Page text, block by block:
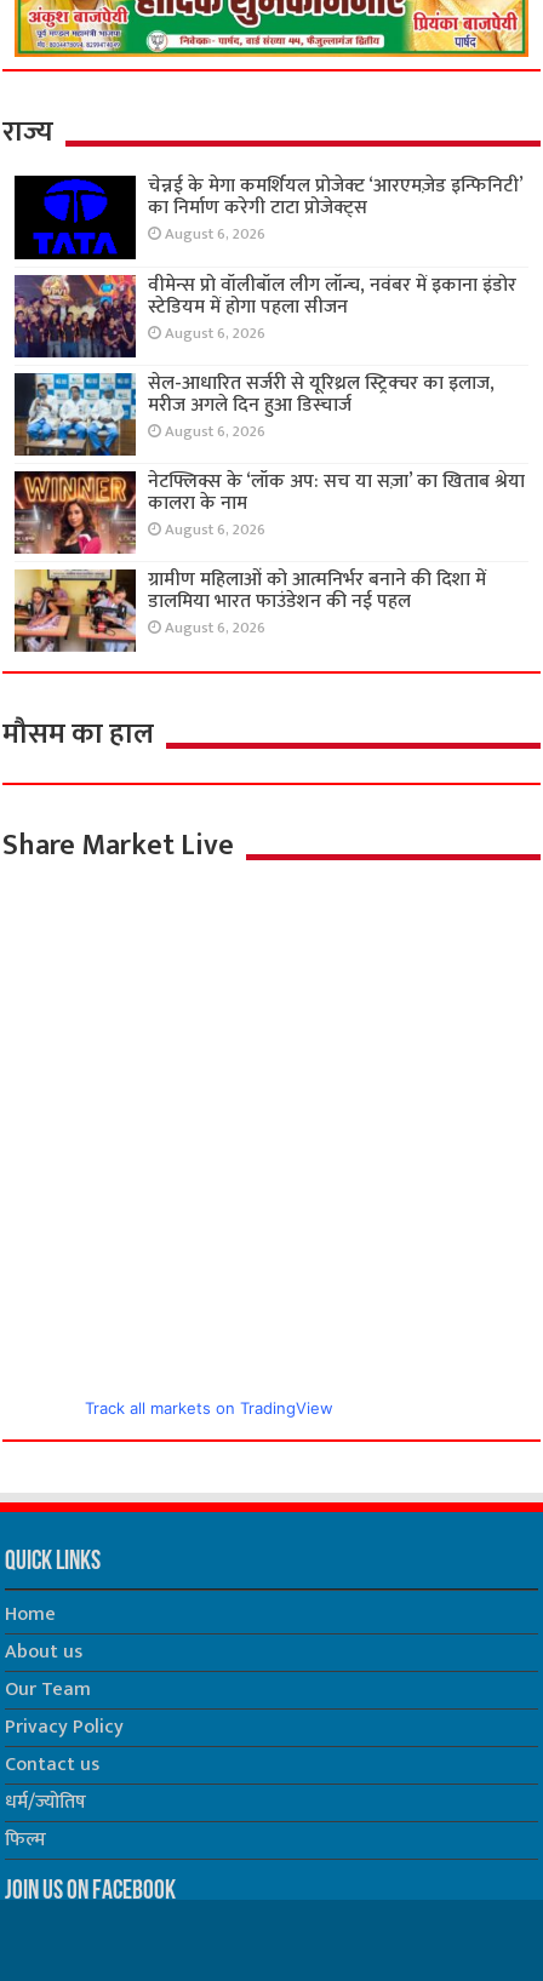
राज्य
चेन्नई के मेगा कमर्शियल प्रोजेक्ट ‘आरएमज़ेड इन्फिनिटी’
का निर्माण करेगी टाटा प्रोजेक्ट्स
August 6, 2026
वीमेन्स प्रो वॉलीबॉल लीग लॉन्च, नवंबर में इकाना इंडोर
स्टेडियम में होगा पहला सीजन
August 6, 2026
सेल-आधारित सर्जरी से यूरिथ्रल स्ट्रिक्चर का इलाज,
मरीज अगले दिन हुआ डिस्चार्ज
August 6, 2026
नेटफ्लिक्स के ‘लॉक अप: सच या सज़ा’ का खिताब श्रेया
कालरा के नाम
August 6, 2026
ग्रामीण महिलाओं को आत्मनिर्भर बनाने की दिशा में
डालमिया भारत फाउंडेशन की नई पहल
August 6, 2026
मौसम का हाल
Share Market Live
Track all markets on TradingView
Quick Links
Home
About us
Our Team
Privacy Policy
Contact us
धर्म/ज्योतिष
फिल्म
Join us on Facebook